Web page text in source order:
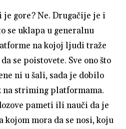
je gore? Ne. Drugačije je i
se uklapa u generalnu
na kojoj ljudi traže
se poistovete. Sve ono što
ni u šali, sada je dobilo
striming platformama.
pameti ili nauči da je
kojom mora da se nosi, koju